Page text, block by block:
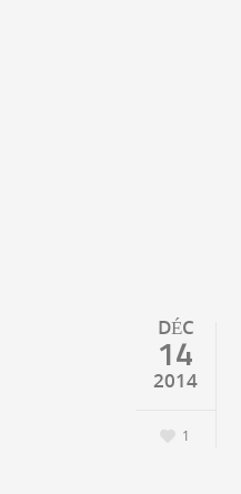
DÉC
14
2014
1